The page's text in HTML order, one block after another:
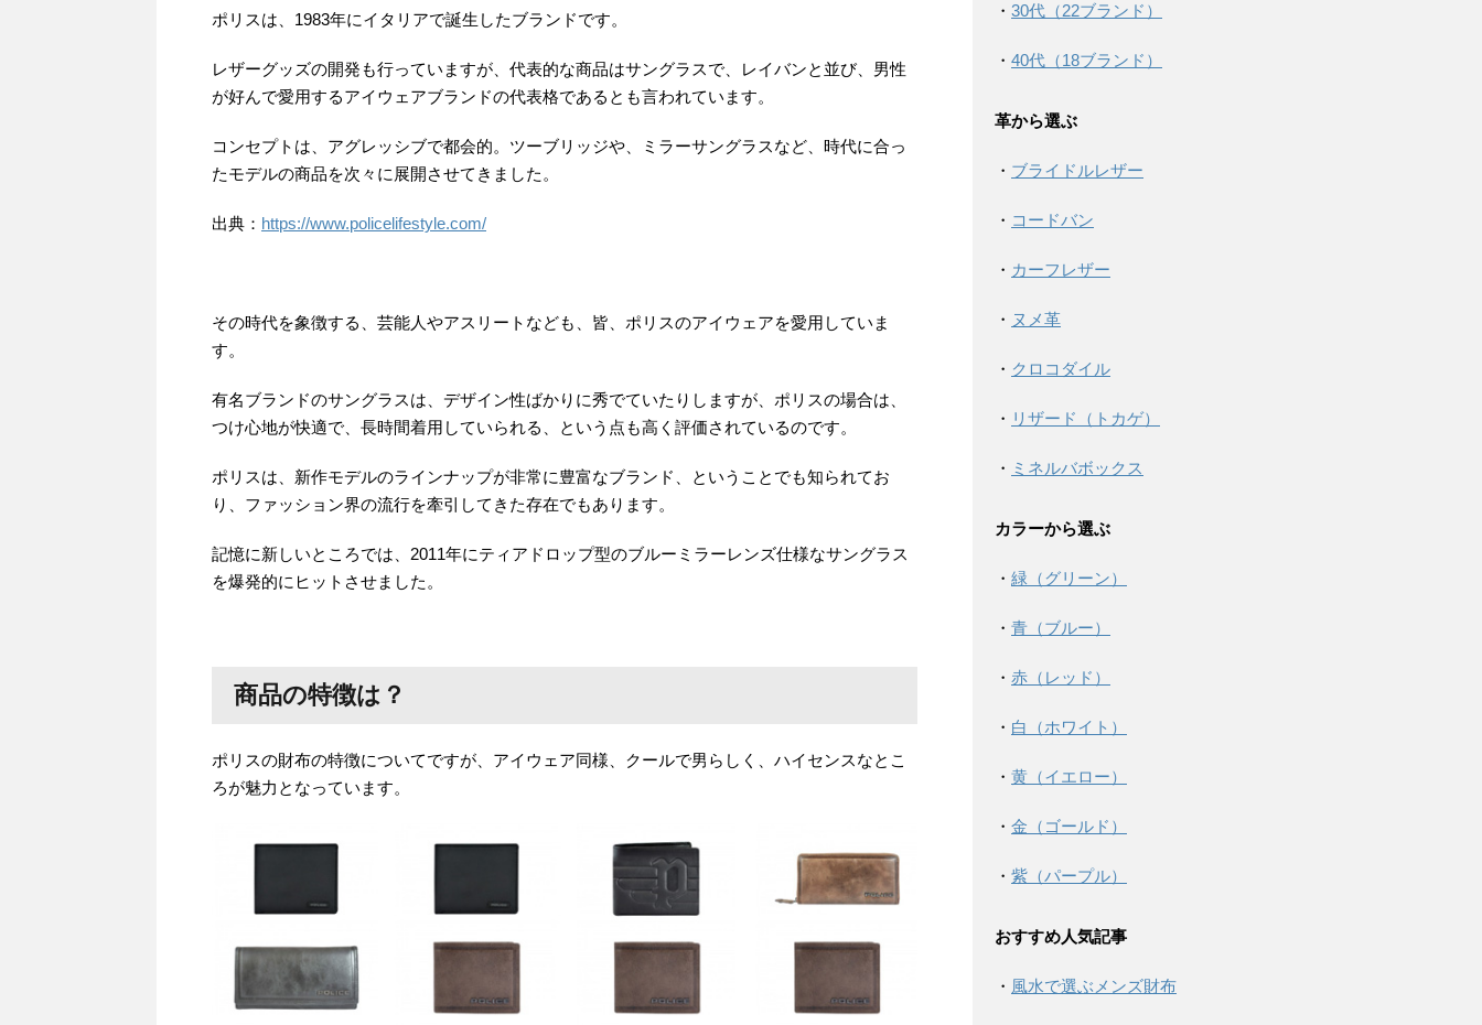
ポリスは、1983年にイタリアで誕生したブランドです。
レザーグッズの開発も行っていますが、代表的な商品はサングラスで、レイバンと並び、男性
が好んで愛用するアイウェアブランドの代表格であるとも言われています。
コンセプトは、アグレッシブで都会的。ツーブリッジや、ミラーサングラスなど、時代に合っ
たモデルの商品を次々に展開させてきました。
出典： https://www.policelifestyle.com/
その時代を象徴する、芸能人やアスリートなども、皆、ポリスのアイウェアを愛用していま
す。
有名ブランドのサングラスは、デザイン性ばかりに秀でていたりしますが、ポリスの場合は、
つけ心地が快適で、長時間着用していられる、という点も高く評価されているのです。
ポリスは、新作モデルのラインナップが非常に豊富なブランド、ということでも知られてお
り、ファッション界の流行を牽引してきた存在でもあります。
記憶に新しいところでは、2011年にティアドロップ型のブルーミラーレンズ仕様なサングラス
を爆発的にヒットさせました。
商品の特徴は？
ポリスの財布の特徴についてですが、アイウェア同様、クールで男らしく、ハイセンスなとこ
ろが魅力となっています。
・ 30代（22ブランド）
・ 40代（18ブランド）
革から選ぶ
・ ブライドルレザー
・ コードバン
・ カーフレザー
・ ヌメ革
・ クロコダイル
・ リザード（トカゲ）
・ ミネルバボックス
カラーから選ぶ
・ 緑（グリーン）
・ 青（ブルー）
・ 赤（レッド）
・ 白（ホワイト）
・ 黄（イエロー）
・ 金（ゴールド）
・ 紫（パープル）
おすすめ人気記事
・ 風水で選ぶメンズ財布